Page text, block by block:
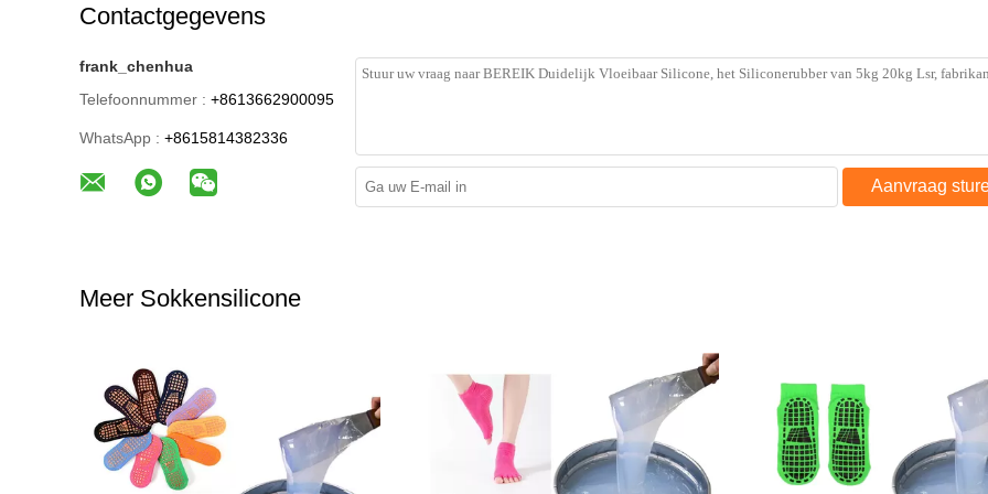
Contactgegevens
frank_chenhua
Telefoonnummer : +8613662900095
WhatsApp : +8615814382336
Aanvraag
Meer Sokkensilicone